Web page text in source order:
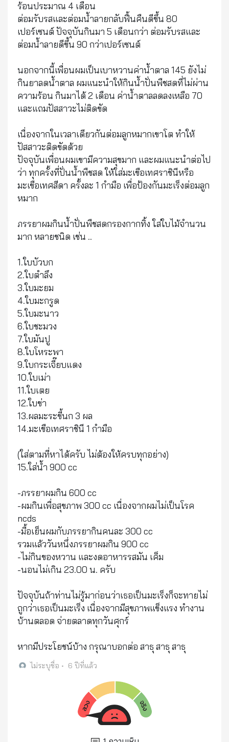
ร้อนประมาณ 4 เดือน
ต่อมรับรสและต่อมน้ำลายกลับฟื้นคืนดีขึ้น 80
เปอร์เซนต์ ปัจจุบันกินมา 5 เดือนกว่า ต่อมรับรสและ
ต่อมน้ำลายดีขึ้น 90 กว่าเปอร์เซนต์
นอกจากนี้เพื่อนผมเป็นเบาหวานค่าน้ำตาล 145 ยังไม่
กินยาลดน้ำตาล ผมแนะนำให้กินน้ำปั่นพืชสดที่ไม่ผ่าน
ความร้อน กินมาได้ 2 เดือน ค่าน้ำตาลลดลงเหลือ 70
และแถมปัสสาวะไม่ติดขัด
เนื่องจากในเวลาเดียวกันต่อมลูกหมากเขาโต ทำให้
ปัสสาวะติดขัดด้วย
ปัจจุบันเพื่อนผมเขามีความสุขมาก และผมแนะนำต่อไป
ว่า ทุกครั้งที่ปั่นน้ำพืชสด ให้ใส่มะเขือเทศราชินีหรือ
มะเขือเทศสีดา ครั้งละ 1 กำมือ เพื่อป้องกันมะเร็งต่อมลูก
หมาก
ภรรยาผมกินน้ำปั่นพืชสดกรองกากทิ้ง ใส่ใบไม้จำนวน
มาก หลายชนิด เช่น ..
1.ใบบัวบก
2.ใบตำลึง
3.ใบมะยม
4.ใบมะกรูด
5.ใบมะนาว
6.ใบชะมวง
7.ใบมันปู
8.ใบโหระพา
9.ใบกระเจี๊ยบแดง
10.ใบเม่า
11.ใบเตย
12.ใบข่า
13.ผลมะระขี้นก 3 ผล
14.มะเขือเทศราชินี 1 กำมือ
(ใส่ตามที่หาได้ครับ ไม่ต้องให้ครบทุกอย่าง)
15.ใส่น้ำ 900 cc
-ภรรยาผมกิน 600 cc
-ผมกินเพื่อสุขภาพ 300 cc เนื่องจากผมไม่เป็นโรค
ncds
-มื้อเย็นผมกับภรรยากินคนละ 300 cc
รวมแล้ววันหนึ่งภรรยาผมกิน 900 cc
-ไม่กินของหวาน และงดอาหารรสมัน เค็ม
-นอนไม่เกิน 23.00 น. ครับ
ปัจจุบันถ้าท่านไม่รู้มาก่อนว่าเธอเป็นมะเร็งก็จะทายไม่
ถูกว่าเธอเป็นมะเร็ง เนื่องจากมีสุขภาพแข็งแรง ทำงาน
บ้านตลอด จ่ายตลาดทุกวันศุกร์
หากมีประโยชน์บ้าง กรุณาบอกต่อ สาธุ สาธุ สาธุ
ไม่ระบุชื่อ • 6 ปีที่แล้ว